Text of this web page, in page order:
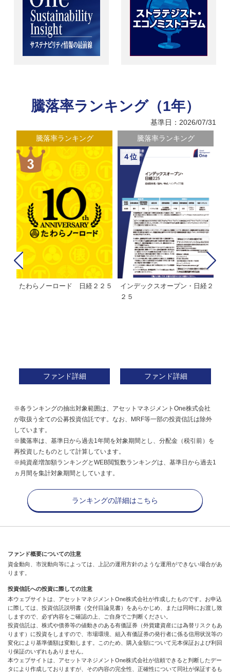
騰落率ランキング（1年）
基準日：2026/07/31
騰落率ランキング
たわらノーロード 日経２２５
ファンド詳細
騰落率ランキング
４位
インデックスオープン・日経２
２５
ファンド詳細
※各ランキングの抽出対象範囲は、アセットマネジメントOne株式会社
が取扱う全ての公募投資信託です。なお、MRF等一部の投資信託は除外
しています。
※騰落率は、基準日から過去1年間を対象期間とし、分配金（税引前）を
再投資したものとして計算しています。
※純資産増加額ランキングとWEB閲覧数ランキングは、基準日から過去1
ヵ月間を集計対象期間としています。
ランキングの詳細はこちら
ファンド概要についての注意
資金動向、市況動向等によっては、上記の運用方針のような運用ができない場合があ
ります。
投資信託への投資に際しての注意
本ウェブサイトは、アセットマネジメントOne株式会社が作成したものです。お申込
に際しては、投資信託説明書（交付目論見書）をあらかじめ、または同時にお渡し致
しますので、必ず内容をご確認の上、ご自身でご判断ください。
投資信託は、株式や債券等の値動きのある有価証券（外貨建資産には為替リスクもあ
ります）に投資をしますので、市場環境、組入有価証券の発行者に係る信用状況等の
変化により基準価額は変動します。このため、購入金額について元本保証および利回
り保証のいずれもありません。
本ウェブサイトは、アセットマネジメントOne株式会社が信頼できると判断したデー
タにより作成しておりますが、その内容の完全性、正確性について同社が保証するも